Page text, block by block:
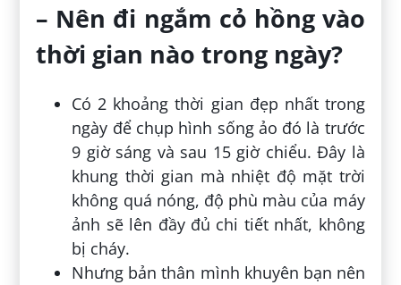
– Nên đi ngắm cỏ hồng vào
thời gian nào trong ngày?
Có 2 khoảng thời gian đẹp nhất trong
ngày để chụp hình sống ảo đó là trước
9 giờ sáng và sau 15 giờ chiểu. Đây là
khung thời gian mà nhiệt độ mặt trời
không quá nóng, độ phù màu của máy
ảnh sẽ lên đầy đủ chi tiết nhất, không
bị cháy.
Nhưng bản thân mình khuyên bạn nên